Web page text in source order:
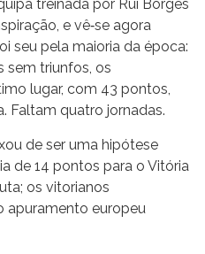
treinada por Rui Borges
e vê‐se agora
seu pela maioria da época:
sem triunfos, os
lugar, com 43 pontos,
Faltam quatro jornadas.
de ser uma hipótese
de 14 pontos para o Vitória
os vitorianos
apuramento europeu